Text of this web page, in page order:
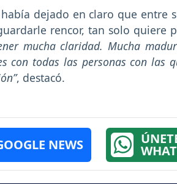
dejado en claro que entre
rencor, tan solo quiere
mucha claridad. Mucha
con todas las personas con las
, destacó.
NEWS